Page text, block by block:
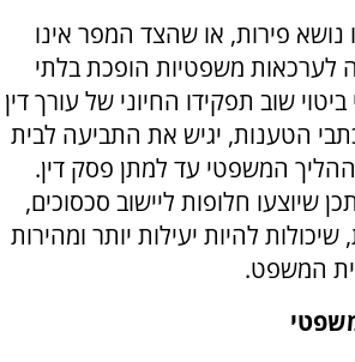
פירות, או שהצד המפר אינו
לערכאות משפטיות הופכת בלתי
שוב תפקידו החיוני של עורך דין
כתבי הטענות, יגיש את התביעה לבית
המשפטי עד למתן פסק דין.
שיוצעו חלופות ליישוב סכסוכים,
שיכולות להיות יעילות יותר ומהירות
המשפט.